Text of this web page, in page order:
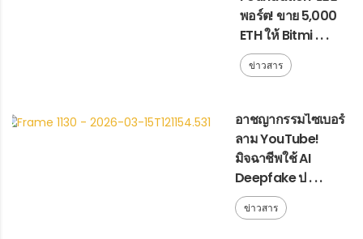
พอร์ต! ขาย 5,000
ETH ให้ Bitmi . . .
ข่าวสาร
อาชญากรรมไซเบอร์
ลาม YouTube!
มิจฉาชีพใช้ AI
Deepfake ป . . .
ข่าวสาร